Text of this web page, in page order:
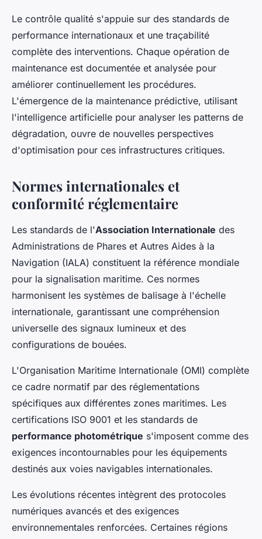
Le contrôle qualité s'appuie sur des standards de
performance internationaux et une traçabilité
complète des interventions. Chaque opération de
maintenance est documentée et analysée pour
améliorer continuellement les procédures.
L'émergence de la maintenance prédictive, utilisant
l'intelligence artificielle pour analyser les patterns de
dégradation, ouvre de nouvelles perspectives
d'optimisation pour ces infrastructures critiques.
Normes internationales et
conformité réglementaire
Les standards de l'Association Internationale des
Administrations de Phares et Autres Aides à la
Navigation (IALA) constituent la référence mondiale
pour la signalisation maritime. Ces normes
harmonisent les systèmes de balisage à l'échelle
internationale, garantissant une compréhension
universelle des signaux lumineux et des
configurations de bouées.
L'Organisation Maritime Internationale (OMI) complète
ce cadre normatif par des réglementations
spécifiques aux différentes zones maritimes. Les
certifications ISO 9001 et les standards de
performance photométrique s'imposent comme des
exigences incontournables pour les équipements
destinés aux voies navigables internationales.
Les évolutions récentes intègrent des protocoles
numériques avancés et des exigences
environnementales renforcées. Certaines régions